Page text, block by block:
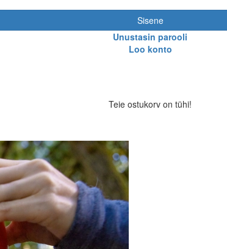
Sisene
Unustasin parooli
Loo konto
Teie ostukorv on tühi!